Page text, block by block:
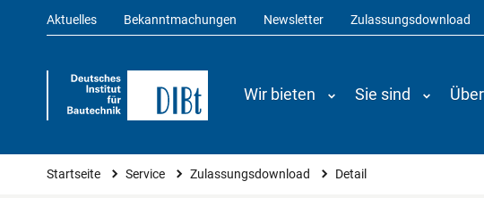
Aktuelles Bekanntmachungen Newsletter Zulassungsdownload
Wir bieten Sie sind
Sie sind hier
Startseite Service Zulassungsdownload Detail